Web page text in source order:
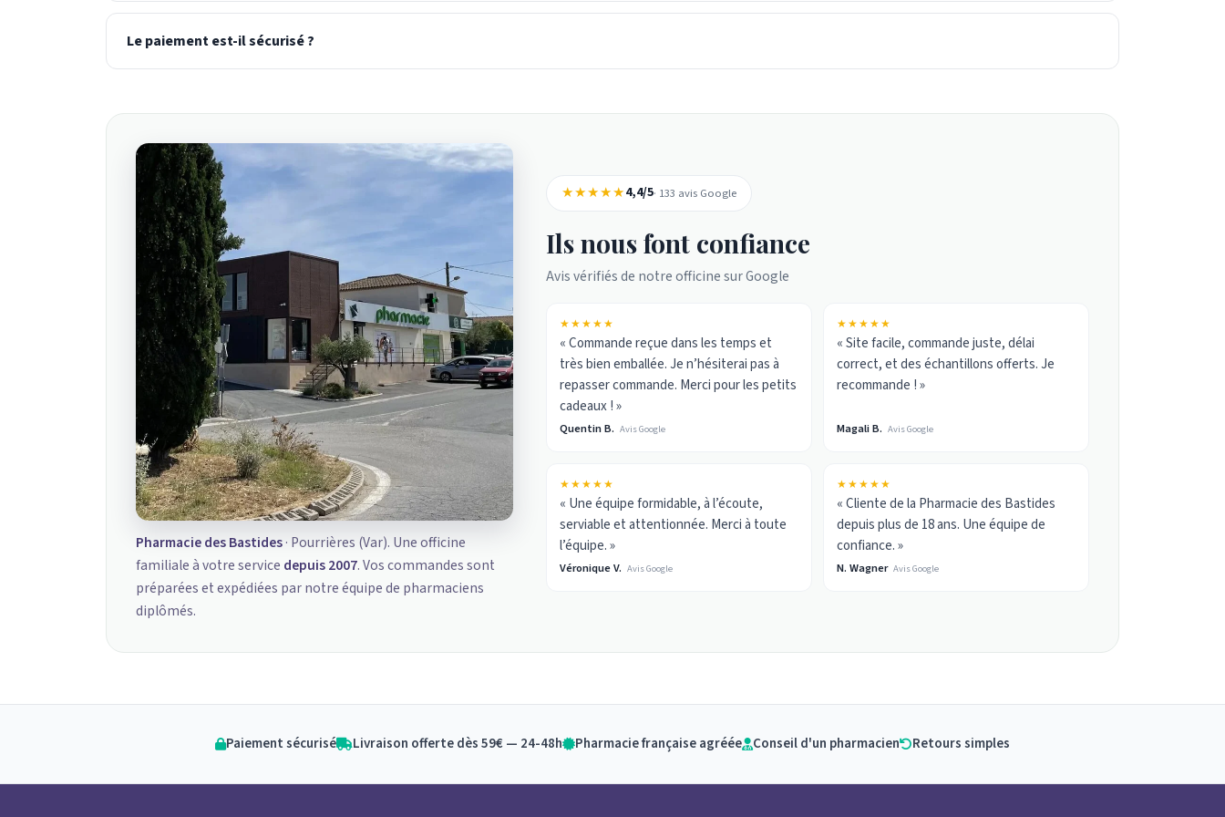
Le paiement est-il sécurisé ?
Pharmacie des Bastides· Pourrières (Var). Une officine
familiale à votre service depuis 2007. Vos commandes sont
préparées et expédiées par notre équipe de pharmaciens
diplômés.
★★★★★4,4/5· 133 avis Google
Ils nous font confiance
Avis vérifiés de notre officine sur Google
★★★★★
« Commande reçue dans les temps et
très bien emballée. Je n’hésiterai pas à
repasser commande. Merci pour les petits
cadeaux ! »
Quentin B. Avis Google
★★★★★
« Site facile, commande juste, délai
correct, et des échantillons offerts. Je
recommande ! »
Magali B. Avis Google
★★★★★
« Une équipe formidable, à l’écoute,
serviable et attentionnée. Merci à toute
l’équipe. »
Véronique V. Avis Google
★★★★★
« Cliente de la Pharmacie des Bastides
depuis plus de 18 ans. Une équipe de
confiance. »
N. Wagner Avis Google
Paiement sécurisé Livraison offerte dès 59€ — 24-48h Pharmacie française agréée Conseil d'un pharmacien Retours simples